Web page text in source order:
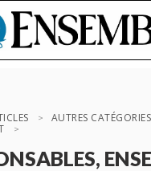
AUTRES CATÉGORIES